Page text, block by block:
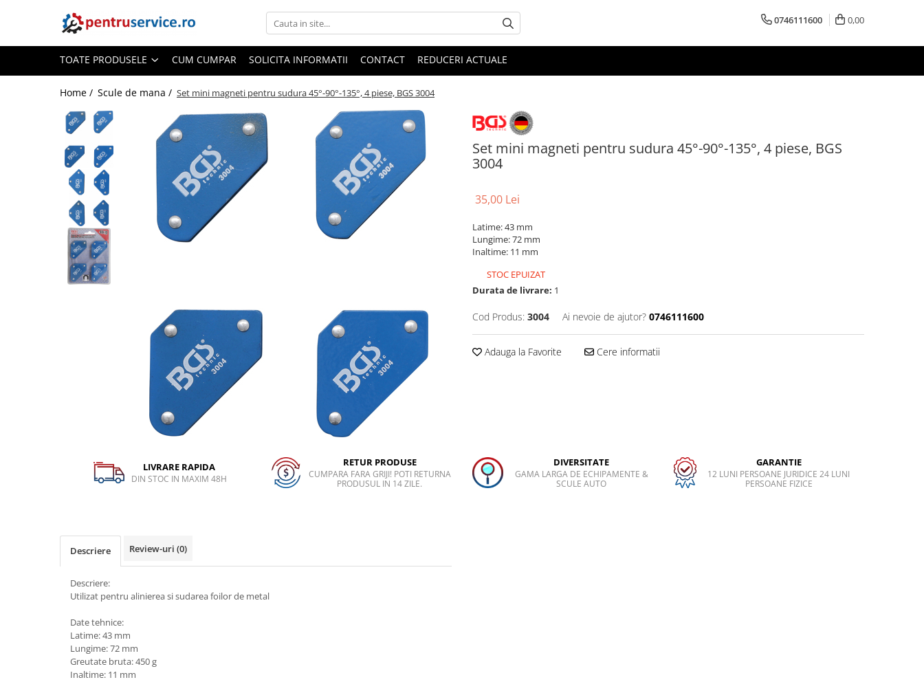
Toate Produsele
Scule Speciale
Scule pentru Motociclete
Scule Speciale pentru Camion
Frana, Directie
Scule speciale pentru electrice
Extractoare, Injectoare, Rulmenti
Tinichigerie, Caroserie
Sistem de racire, incalzire, aer
Unelte de Motor si accesorii
Scule Speciale pentru atelier
0746111600 0,00
TOATE PRODUSELE CUM CUMPAR SOLICITA INFORMATII CONTACT REDUCERI ACTUALE
Home / Scule de mana / Set mini magneti pentru sudura 45°-90°-135°, 4 piese, BGS 3004
Set mini magneti pentru sudura 45°-90°-135°, 4 piese, BGS
3004
35,00 Lei
Latime: 43 mm
Lungime: 72 mm
Inaltime: 11 mm
STOC EPUIZAT
Durata de livrare: 1
Cod Produs: 3004 Ai nevoie de ajutor? 0746111600
Adauga la Favorite Cere informatii
LIVRARE RAPIDA
DIN STOC IN MAXIM 48H
RETUR PRODUSE
CUMPARA FARA GRIJI! POTI RETURNA
PRODUSUL IN 14 ZILE.
DIVERSITATE
GAMA LARGA DE ECHIPAMENTE &
SCULE AUTO
GARANTIE
12 LUNI PERSOANE JURIDICE 24 LUNI
PERSOANE FIZICE
Descriere Review-uri (0)
Descriere:
Utilizat pentru alinierea si sudarea foilor de metal
Date tehnice:
Latime: 43 mm
Lungime: 72 mm
Greutate bruta: 450 g
Inaltime: 11 mm